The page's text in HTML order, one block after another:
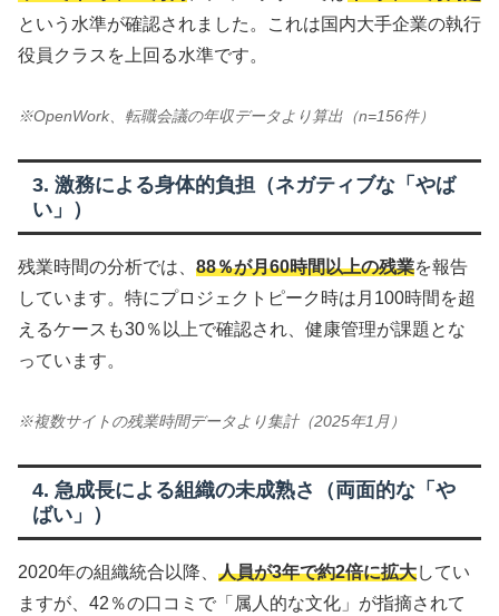
という水準が確認されました。これは国内大手企業の執行
役員クラスを上回る水準です。
※OpenWork、転職会議の年収データより算出（n=156件）
3. 激務による身体的負担（ネガティブな「やば
い」）
残業時間の分析では、 88％が月60時間以上の残業を報告
しています。特にプロジェクトピーク時は月100時間を超
えるケースも30％以上で確認され、健康管理が課題とな
っています。
※複数サイトの残業時間データより集計（2025年1月）
4. 急成長による組織の未成熟さ（両面的な「や
ばい」）
2020年の組織統合以降、 人員が3年で約2倍に拡大してい
ますが、42％の口コミで「属人的な文化」が指摘されて